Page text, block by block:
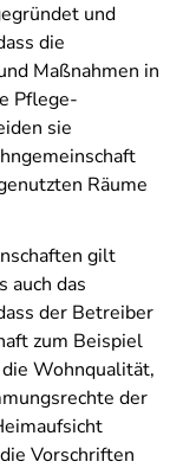
und
die
Maßnahmen in
Pflege-
sie
Räume
gilt
auch das
der Betreiber
zum Beispiel
Wohnqualität,
der
Vorschriften